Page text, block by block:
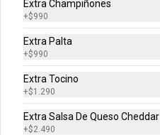
Extra Champiñones
+$990
Extra Palta
+$990
Extra Tocino
+$1.290
Extra Salsa De Queso Cheddar
+$2.490